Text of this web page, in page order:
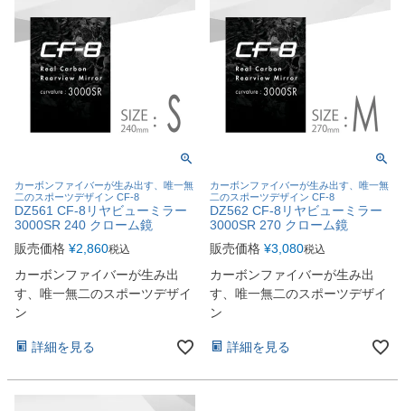
カーボンファイバーが生み出す、唯一無
二のスポーツデザイン CF-8
DZ561 CF-8リヤビューミラー
3000SR 240 クローム鏡
販売価格 ¥2,860税込
カーボンファイバーが生み出
す、唯一無二のスポーツデザイ
ン
詳細を見る
カーボンファイバーが生み出す、唯一無
二のスポーツデザイン CF-8
DZ562 CF-8リヤビューミラー
3000SR 270 クローム鏡
販売価格 ¥3,080税込
カーボンファイバーが生み出
す、唯一無二のスポーツデザイ
ン
詳細を見る